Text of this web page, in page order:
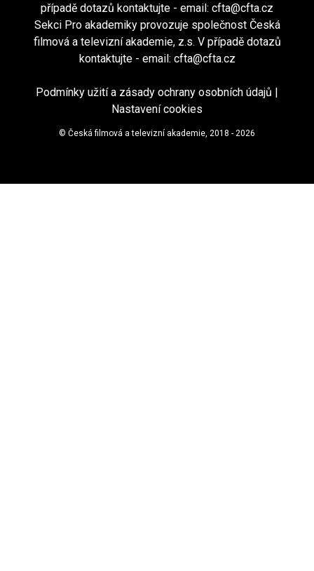
případě dotazů kontaktujte - email: cfta@cfta.cz
Sekci Pro akademiky provozuje společnost Česká
filmová a televizní akademie, z.s. V případě dotazů
kontaktujte - email: cfta@cfta.cz
Podmínky užití a zásady ochrany osobních údajů |
Nastavení cookies
© Česká filmová a televizní akademie, 2018 - 2026